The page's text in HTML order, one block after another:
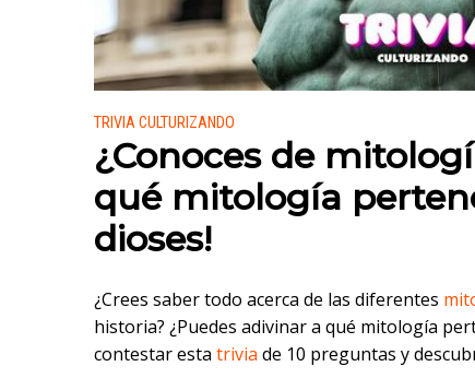
Publicado en:
TRIVIA CULTURIZANDO
¿Conoces de
qué mitología
dioses!
¿Crees saber todo acerca de las diferentes
historia? ¿Puedes adivinar a qué mitología
contestar esta trivia de 10 preguntas y